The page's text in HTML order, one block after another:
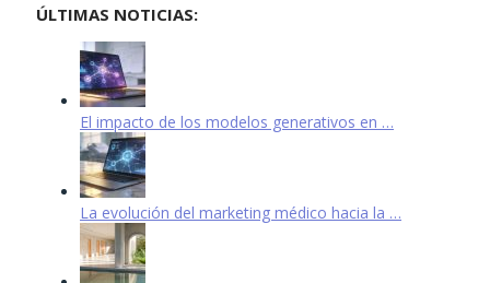
ÚLTIMAS NOTICIAS:
El impacto de los modelos generativos en …
La evolución del marketing médico hacia la …